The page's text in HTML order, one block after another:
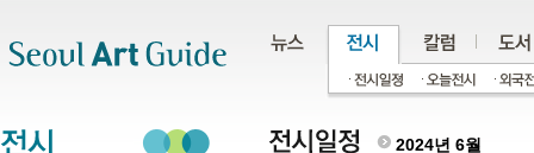
2024년 6월